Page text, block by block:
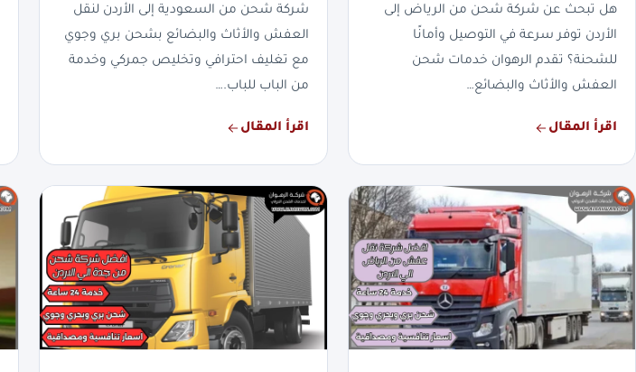
هل تبحث عن شركة شحن من الرياض إلى
الأردن توفر سرعة في التوصيل وأمانًا
للشحنة؟ تقدم الرهوان خدمات شحن
العفش والأثاث والبضائع…
اقرأ المقال
شركة شحن من السعودية إلى الأردن لنقل
العفش والأثاث والبضائع بشحن بري وجوي
مع تغليف احترافي وتخليص جمركي وخدمة
من الباب للباب.…
اقرأ المقال